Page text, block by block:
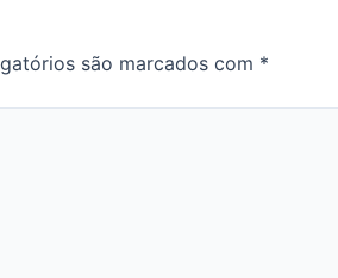
são marcados com *